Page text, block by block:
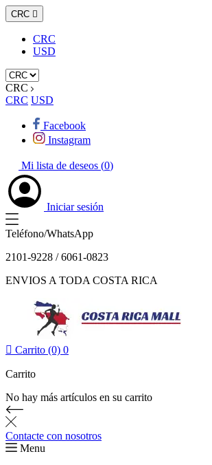
CRC 
CRC
USD
CRC
CRC USD
Facebook
Instagram
Mi lista de deseos (0)
Iniciar sesión
Teléfono/WhatsApp
2101-9228 / 6061-0823
ENVIOS A TODA COSTA RICA
 Carrito (0) 0
Carrito
No hay más artículos en su carrito
Contacte con nosotros
Menu